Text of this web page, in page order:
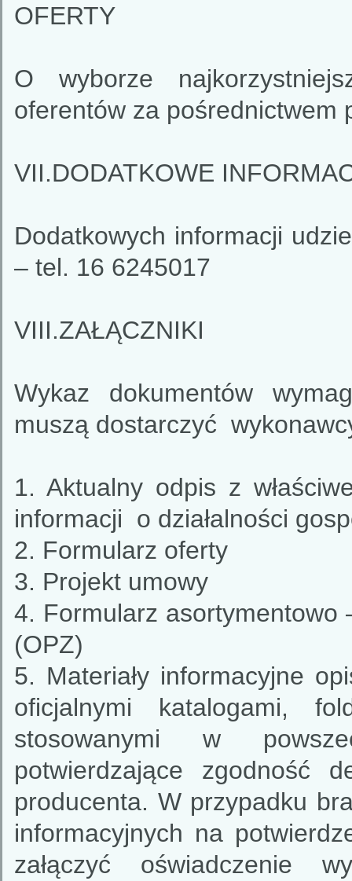
OFERTY
O wyborze
oferentów za pośrednictwem
VII.DODATKOWE
Dodatkowych informacji
– tel. 16 6245017
VIII.ZAŁĄCZNIKI
Wykaz dokumentów
muszą dostarczyć
1. Aktualny odpis z
informacji o działalności
2. Formularz oferty
3. Projekt umowy
4. Formularz asortymentowo
(OPZ)
5. Materiały informacyjne
oficjalnymi katalogami,
stosowanymi w
potwierdzające zgodność
producenta. W przypadku
informacyjnych na
załączyć oświadczenie